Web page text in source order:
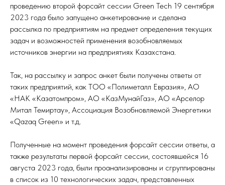
проведению второй форсайт сессии Green Tech 19 сентября
2023 года было запущено анкетирование и сделана
рассылка по предприятиям на предмет определения текущих
задач и возможностей применения возобновляемых
источников энергии на предприятиях Казахстана.
Так, на рассылку и запрос анкет были получены ответы от
таких предприятий, как ТОО «Полиметалл Евразия», АО
«НАК «Казатомпром», АО «КазМунайГаз», АО «Арселор
Митал Темиртау», Ассоциация Возобновляемой Энергетики
«Qazaq Green» и т.д.
Полученные на момент проведения форсайт сессии ответы, а
также результаты первой форсайт сессии, состоявшейся 16
августа 2023 года, были проанализированы и сгруппированы
в список из 10 технологических задач, представленных